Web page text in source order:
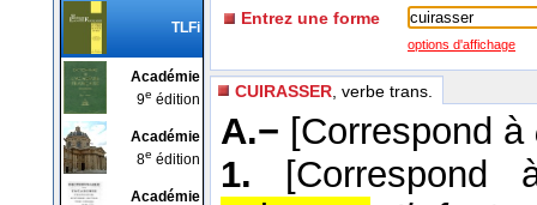
TLFi
Académie
9e édition
Académie
8e édition
Académie
Entrez une forme
options d'affichage
CUIRASSER , verbe trans.
A.− [Correspond à
1.